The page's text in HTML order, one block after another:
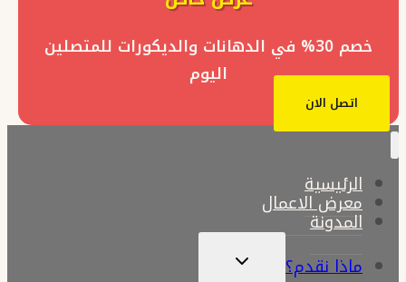
خصم 30% في الدهانات والديكورات للمتصلين
اليوم
اتصل الان
الرئيسية
معرض الاعمال
المدونة
ماذا نقدم؟
تبديل